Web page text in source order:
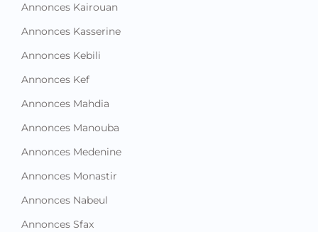
Annonces Kairouan
Annonces Kasserine
Annonces Kebili
Annonces Kef
Annonces Mahdia
Annonces Manouba
Annonces Medenine
Annonces Monastir
Annonces Nabeul
Annonces Sfax